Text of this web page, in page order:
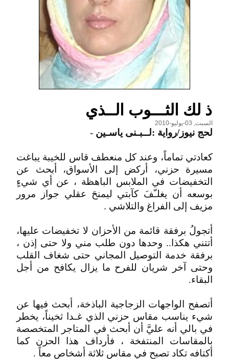
ذ لك الثـــوب الــذي
السبت, 03-يوليو-2010
لحج نيوز/رواية :لــبـنى ياسـين -
كعادتي تماماً، وعند كل منعطف قاس للخيبة يباغت
مسيرة حزني، أركض إلى الأسواق، أبحث عن
التخفيضات في الملابس الباهظة ، عن أي شيءٍ
بوسعه أن يغلـّفَ كآبتي ليمنحَ عقلي جواز مرور
مزيف إلى الفراغ والتلاشي .
أتجولُ برفقة قائمة من الأحزان لا تخفيضات عليها،
أتتني هكذا.. وحدها دون طلب مني ولا حتى إذن ،
برفقة خدمة التوصيل المجاني حتى شغاف القلب
وحتى آخر شريان للفرح ما يزال يكافح من أجل
البقاء.
أتصفح الواجهات الزجاجية الباذخة، أبحث فيها عن
شيء يناسب مقاس حزني الذي غـدا ثخيناً، يخطر
في بالي أنه عليَّ أن أبحث في المتاجر المتخصصة
بالمقاسات المنتفخة ، فأرداف هذا الحزن كما
أكتافه تكاد تصبح في مقاس ثلاثة أشخاص معاً .